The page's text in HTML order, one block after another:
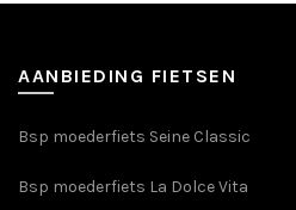
kan
op
AANBIEDING FIETSEN
Bsp moederfiets Seine Classic
Bsp moederfiets La Dolce Vita